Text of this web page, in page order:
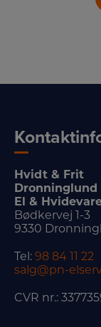
Hvidt & Frit
Dronninglund
El &
Bødkervej 1-3
9330
Tel: 98 84 11 22
salg@pn-
CVR nr.: